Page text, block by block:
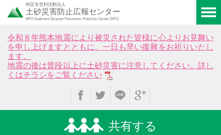
特定非営利活動法人
土砂災害防止広報センター
NPO Sediment Disaster Prevention Publicity Center (SPC)
令和８年熊本地震により被災された皆様に心よりお見舞い
を申し上げますとともに、一日も早い復興をお祈りいたし
ます。
地震の後は普段以上に土砂災害に注意してください。詳し
くはチラシをご覧ください
共有する